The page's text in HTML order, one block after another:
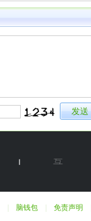
脑钱包 免责声明